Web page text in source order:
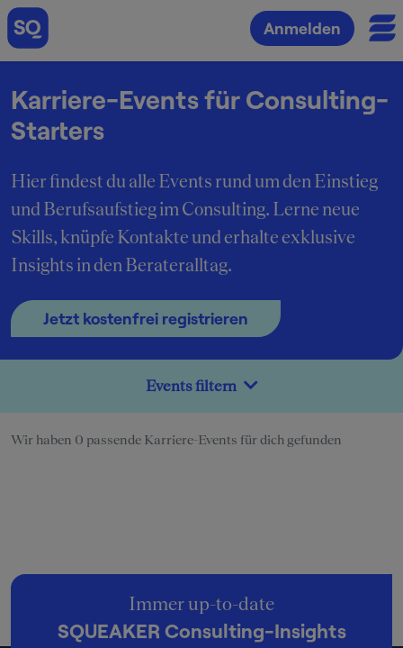
Anmelden
Karriere-Events für Consulting-
Starters
Hier findest du alle Events rund um den Einstieg
und Berufsaufstieg im Consulting. Lerne neue
Skills, knüpfe Kontakte und erhalte exklusive
Insights in den Berateralltag.
Jetzt kostenfrei registrieren
Events filtern
Wir haben 0 passende Karriere-Events für dich gefunden
Immer up-to-date
SQUEAKER Consulting-Insights